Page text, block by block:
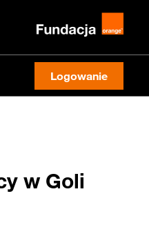
Logowanie
w Goli